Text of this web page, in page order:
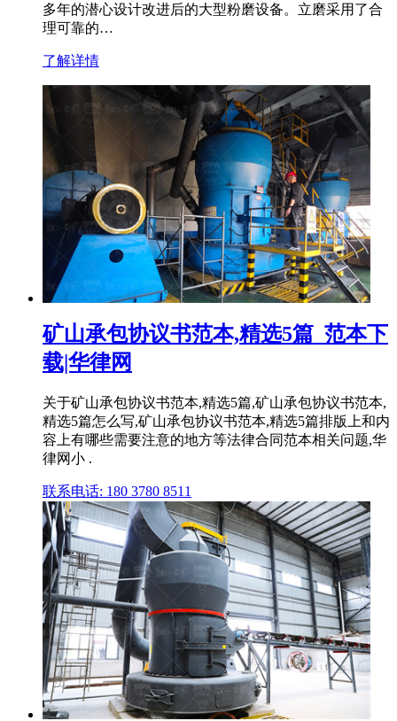
多年的潜心设计改进后的大型粉磨设备。立磨采用了合
理可靠的…
了解详情
矿山承包协议书范本,精选5篇_范本下
载|华律网
关于矿山承包协议书范本,精选5篇,矿山承包协议书范本,
精选5篇怎么写,矿山承包协议书范本,精选5篇排版上和内
容上有哪些需要注意的地方等法律合同范本相关问题,华
律网小 .
联系电话: 180 3780 8511